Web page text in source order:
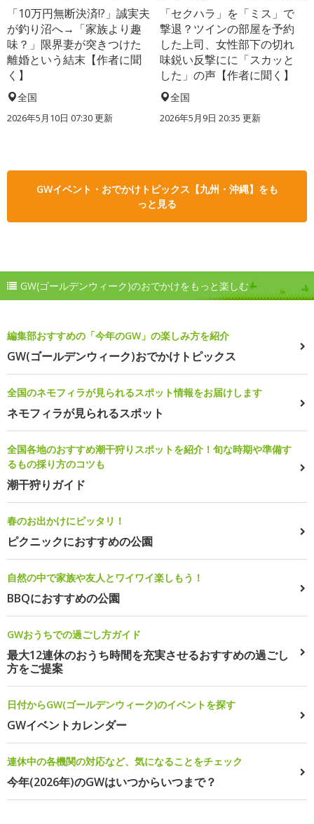
「10万円無断決済!?」誠実夫
が釣り沼へ→「家族より趣
味？」限界妻が突きつけた
離婚という結末【作者に聞
く】
全国
2026年5月10日 07:30 更新
「セクハラ」を「ミス」で
撃退？ツインの部屋を予約
した上司、女性部下の切れ
味鋭い反撃にに「スカッと
した」の声【作者に聞く】
全国
2026年5月9日 20:35 更新
GWイベント・おでかけトピックス【九州・沖縄】をも
っと見る
GW(ゴールデンウィーク)のおでかけをもっと楽しむ
編集部おすすめの「今年のGW」の楽しみ方を紹介
GW(ゴールデンウィーク)おでかけトピックス
全国のネモフィラが見られるスポット情報をお届けします
ネモフィラが見られるスポット
全国各地のおすすめ潮干狩りスポットを紹介！旬な時期や準備す
るもの採り方のコツも
潮干狩りガイド
春のお出かけにピッタリ！
ピクニックにおすすめの公園
自然の中で家族や友人とワイワイ楽しもう！
BBQにおすすめの公園
GWおうちでの過ごし方ガイド
最大12連休のおうち時間を充実させるおすすめの過ごし
方をご提案
日付からGW(ゴールデンウィーク)のイベントを探す
GWイベントカレンダー
連休中の各機関の対応など、気になることをチェック
今年(2026年)のGWはいつからいつまで？